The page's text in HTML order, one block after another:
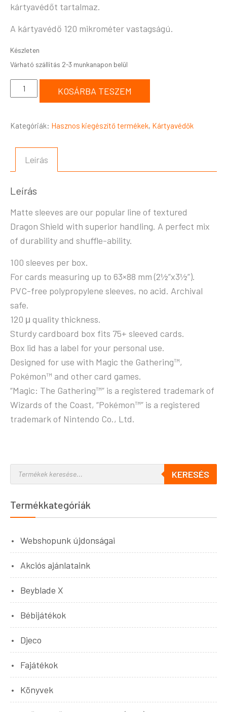
kártyavédőt tartalmaz.
A kártyavédő 120 mikrométer vastagságú.
Készleten
KOSÁRBA TESZEM
Kategóriák: Hasznos kiegészítő termékek, Kártyavédők
Leírás
Leírás
Matte sleeves are our popular line of textured
Dragon Shield with superior handling. A perfect mix
of durability and shuffle-ability.
100 sleeves per box.
For cards measuring up to 63×88 mm (2½”x3½”).
PVC-free polypropylene sleeves, no acid. Archival
safe.
120 μ quality thickness.
Sturdy cardboard box fits 75+ sleeved cards.
Box lid has a label for your personal use.
Designed for use with Magic the Gathering™,
Pokémon™ and other card games.
“Magic: The Gathering™” is a registered trademark of
Wizards of the Coast, “Pokémon™” is a registered
trademark of Nintendo Co., Ltd.
KERESÉS
Termékkategóriák
Webshopunk újdonságai
Akciós ajánlataink
Beyblade X
Bébijátékok
Djeco
Fajátékok
Könyvek